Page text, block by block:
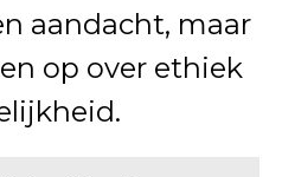
aandacht, maar
op over ethiek